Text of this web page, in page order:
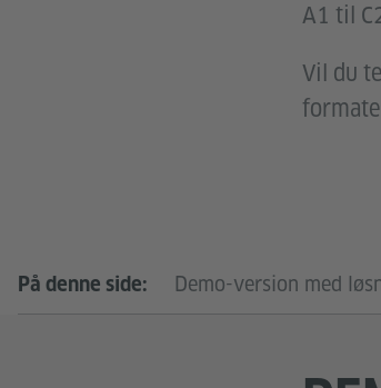
A1 til
Vil du
På denne side: Demo-version med